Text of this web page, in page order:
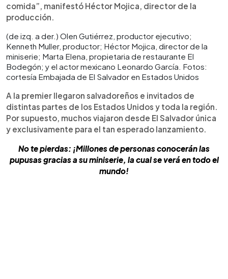
comida”, manifestó Héctor Mojica, director de la
producción.
(de izq. a der.) Olen Gutiérrez, productor ejecutivo;
Kenneth Muller, productor; Héctor Mojica, director de la
miniserie; Marta Elena, propietaria de restaurante El
Bodegón; y el actor mexicano Leonardo García. Fotos:
cortesía Embajada de El Salvador en Estados Unidos
A la premier llegaron salvadoreños e invitados de
distintas partes de los Estados Unidos y toda la región.
Por supuesto, muchos viajaron desde El Salvador única
y exclusivamente para el tan esperado lanzamiento.
No te pierdas: ¡Millones de personas conocerán las
pupusas gracias a su miniserie, la cual se verá en todo el
mundo!